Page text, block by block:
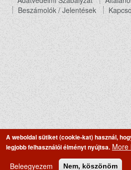
Footer
menu
Beszámolók / Jelentések
A weboldal sütiket (cookie-kat) használ,
legjobb felhasználói élményt nyújtsa. More
Beleegyezem
Nem, köszönöm